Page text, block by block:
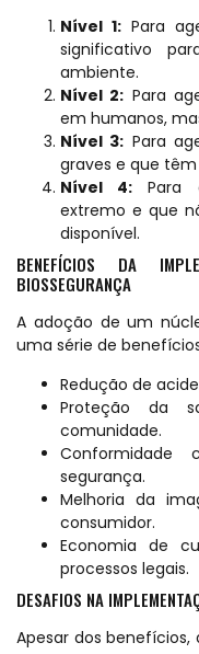
Nível 1: Para
significativo
ambiente.
Nível 2: Para
em humanos,
Nível 3: Para
graves e que
Nível 4: Para
extremo e que
disponível.
BENEFÍCIOS DA
BIOSSEGURANÇA
A adoção de um
uma série de
Redução de
Proteção da
comunidade.
segurança.
Melhoria da
consumidor.
Economia de
processos legais.
DESAFIOS NA
Apesar dos